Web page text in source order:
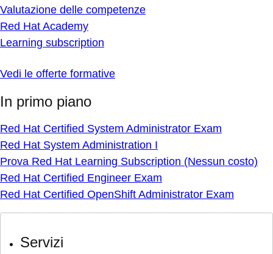
Valutazione delle competenze
Red Hat Academy
Learning subscription
Vedi le offerte formative
In primo piano
Red Hat Certified System Administrator Exam
Red Hat System Administration I
Prova Red Hat Learning Subscription (Nessun costo)
Red Hat Certified Engineer Exam
Red Hat Certified OpenShift Administrator Exam
Servizi